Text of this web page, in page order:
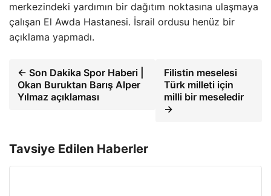
merkezindeki yardımın bir dağıtım noktasına ulaşmaya
çalışan El Awda Hastanesi. İsrail ordusu henüz bir
açıklama yapmadı.
← Son Dakika Spor Haberi |
Okan Buruktan Barış Alper
Yılmaz açıklaması
Filistin meselesi
Türk milleti için
milli bir meseledir
→
Tavsiye Edilen Haberler